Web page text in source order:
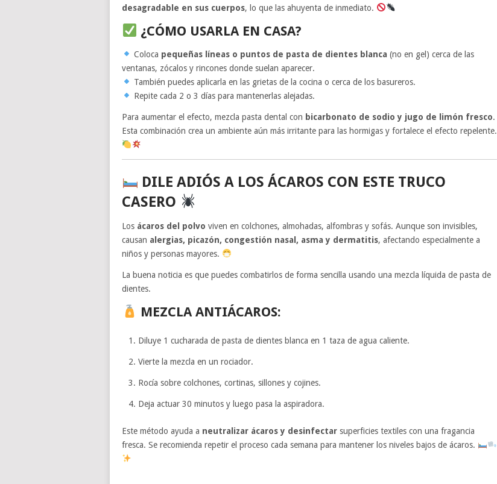
desagradable en sus cuerpos, lo que las ahuyenta de inmediato.
¿CÓMO USARLA EN CASA?
Coloca pequeñas líneas o puntos de pasta de dientes blanca (no en gel) cerca de las
ventanas, zócalos y rincones donde suelan aparecer.
También puedes aplicarla en las grietas de la cocina o cerca de los basureros.
Repite cada 2 o 3 días para mantenerlas alejadas.
Para aumentar el efecto, mezcla pasta dental con bicarbonato de sodio y jugo de limón fresco.
Esta combinación crea un ambiente aún más irritante para las hormigas y fortalece el efecto repelente.
DILE ADIÓS A LOS ÁCAROS CON ESTE TRUCO
CASERO
Los ácaros del polvo viven en colchones, almohadas, alfombras y sofás. Aunque son invisibles,
causan alergias, picazón, congestión nasal, asma y dermatitis, afectando especialmente a
niños y personas mayores.
La buena noticia es que puedes combatirlos de forma sencilla usando una mezcla líquida de pasta de
dientes.
MEZCLA ANTIÁCAROS:
Diluye 1 cucharada de pasta de dientes blanca en 1 taza de agua caliente.
Vierte la mezcla en un rociador.
Rocía sobre colchones, cortinas, sillones y cojines.
Deja actuar 30 minutos y luego pasa la aspiradora.
Este método ayuda a neutralizar ácaros y desinfectar superficies textiles con una fragancia
fresca. Se recomienda repetir el proceso cada semana para mantener los niveles bajos de ácaros.